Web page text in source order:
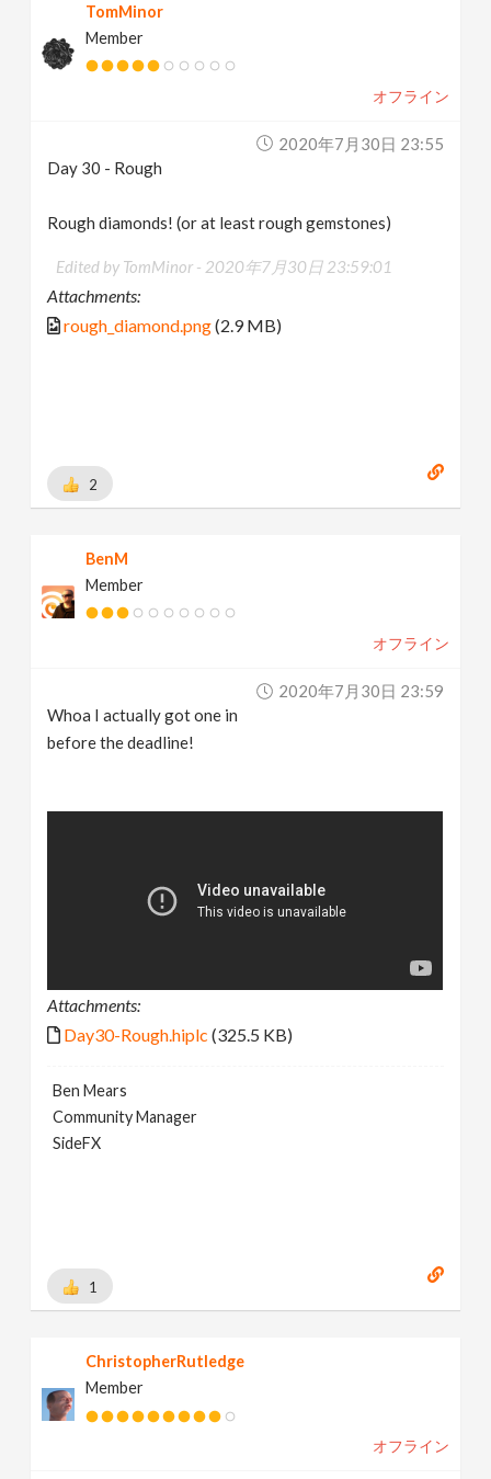
TomMinor
Member
オフライン
2020年7月30日 23:55
Day 30 - Rough
Rough diamonds! (or at least rough gemstones)
Edited by TomMinor - 2020年7月30日 23:59:01
Attachments:
rough_diamond.png(2.9 MB)
2
BenM
Member
オフライン
2020年7月30日 23:59
Whoa I actually got one in
before the deadline!
Attachments:
Day30-Rough.hiplc (325.5 KB)
Ben Mears
Community Manager
SideFX
1
ChristopherRutledge
Member
オフライン